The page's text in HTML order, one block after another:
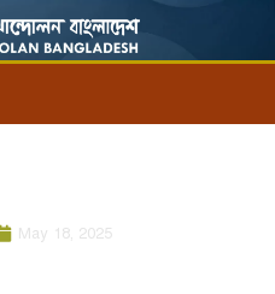
May 18, 2025